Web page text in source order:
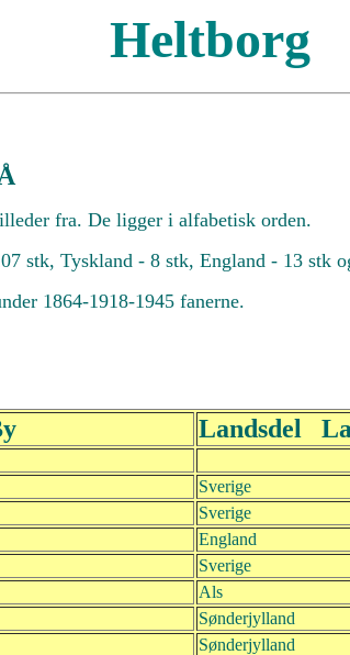
Heltborg
fra. De ligger i alfabetisk orden.
stk, Tyskland - 8 stk, England - 13 stk
1864-1918-1945 fanerne.
Landsdel
Sverige
Sverige
England
Sverige
Als
Sønderjylland
Sønderjylland